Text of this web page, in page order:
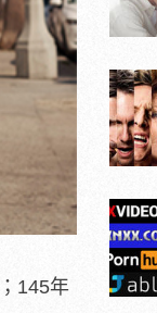
145年